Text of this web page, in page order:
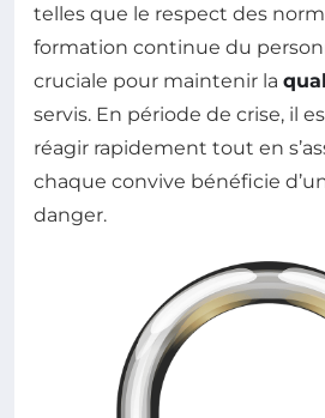
telles que le respect des
formation continue du
cruciale pour maintenir la
servis. En période de crise, il
réagir rapidement tout en
chaque convive bénéficie
danger.